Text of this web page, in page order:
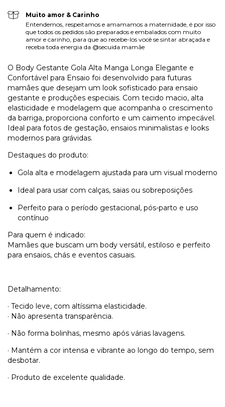
Muito amor & Carinho
Entendemos, respeitamos e amamamos a maternidade, é por isso
que todos os pedidos são preparados e embalados com muito
amor e carinho, para que ao recebe-los você se sintar abraçada e
receba toda energia da @secuida.mamãe
O Body Gestante Gola Alta Manga Longa Elegante e
Confortável para Ensaio foi desenvolvido para futuras
mamães que desejam um look sofisticado para ensaio
gestante e produções especiais. Com tecido macio, alta
elasticidade e modelagem que acompanha o crescimento
da barriga, proporciona conforto e um caimento impecável.
Ideal para fotos de gestação, ensaios minimalistas e looks
modernos para grávidas.
Destaques do produto:
Gola alta e modelagem ajustada para um visual moderno
Ideal para usar com calças, saias ou sobreposições
Perfeito para o período gestacional, pós-parto e uso
contínuo
Para quem é indicado:
Mamães que buscam um body versátil, estiloso e perfeito
para ensaios, chás e eventos casuais.
Detalhamento:
· Tecido leve, com altíssima elasticidade.
· Não apresenta transparência.
· Não forma bolinhas, mesmo após várias lavagens.
· Mantém a cor intensa e vibrante ao longo do tempo, sem
desbotar.
· Produto de excelente qualidade.